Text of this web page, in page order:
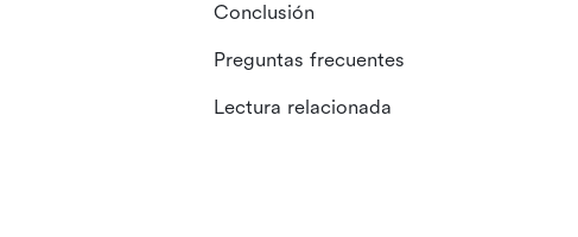
Conclusión
Preguntas frecuentes
Lectura relacionada